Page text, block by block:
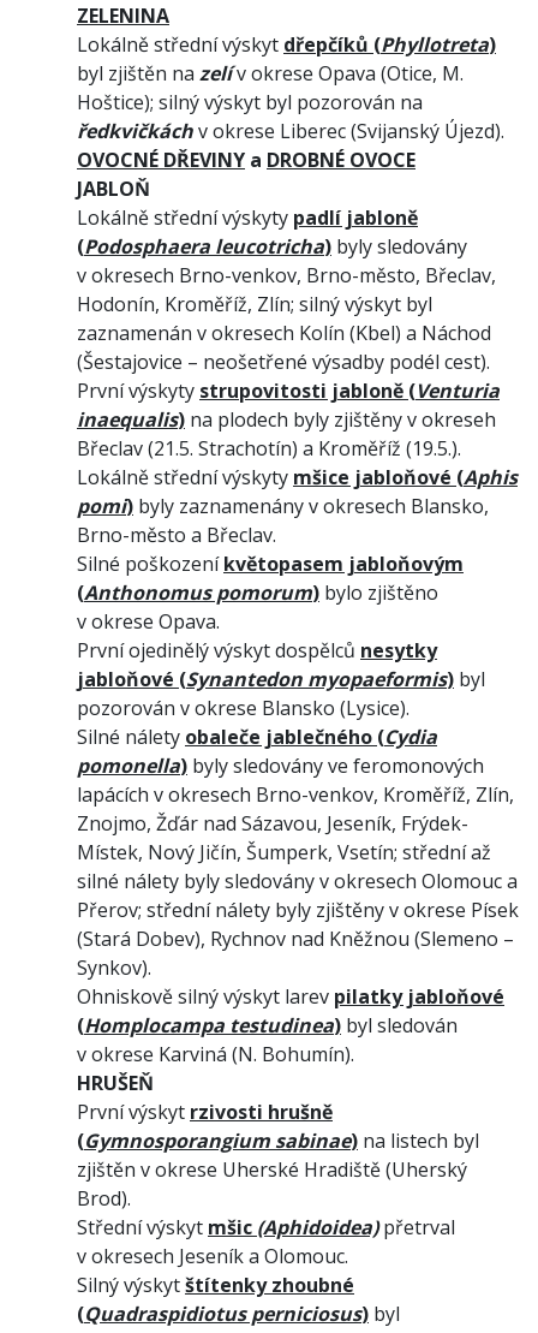
ZELENINA
Lokálně střední výskyt dřepčíků (Phyllotreta)
byl zjištěn na zelív okrese Opava (Otice, M.
Hoštice); silný výskyt byl pozorován na
ředkvičkáchv okrese Liberec (Svijanský Újezd).
OVOCNÉ DŘEVINY a DROBNÉ OVOCE
JABLOŇ
Lokálně střední výskyty padlí jabloně
(Podosphaera leucotricha) byly sledovány
v okresech Brno-venkov, Brno-město, Břeclav,
Hodonín, Kroměříž, Zlín; silný výskyt byl
zaznamenán v okresech Kolín (Kbel) a Náchod
(Šestajovice – neošetřené výsadby podél cest).
První výskyty strupovitosti jabloně (Venturia
inaequalis) na plodech byly zjištěny v okreseh
Břeclav (21.5. Strachotín) a Kroměříž (19.5.).
Lokálně střední výskyty mšice jabloňové (Aphis
pomi) byly zaznamenány v okresech Blansko,
Brno-město a Břeclav.
Silné poškozeníkvětopasem jabloňovým
(Anthonomus pomorum) bylo zjištěno
v okrese Opava.
První ojedinělý výskyt dospělců nesytky
jabloňové (Synantedon myopaeformis) byl
pozorován v okrese Blansko (Lysice).
Silné nálety obaleče jablečného (Cydia
pomonella) byly sledovány ve feromonových
lapácích v okresech Brno-venkov, Kroměříž, Zlín,
Znojmo, Žďár nad Sázavou, Jeseník, Frýdek-
Místek, Nový Jičín, Šumperk, Vsetín; střední až
silné nálety byly sledovány v okresech Olomouc a
Přerov; střední nálety byly zjištěny v okrese Písek
(Stará Dobev), Rychnov nad Kněžnou (Slemeno –
Synkov).
Ohniskově silný výskyt larev pilatky jabloňové
(Homplocampa testudinea) byl sledován
v okrese Karviná (N. Bohumín).
HRUŠEŇ
První výskyt rzivosti hrušně
(Gymnosporangium sabinae) na listech byl
zjištěn v okrese Uherské Hradiště (Uherský
Brod).
Střední výskyt mšic (Aphidoidea)přetrval
v okresech Jeseník a Olomouc.
Silný výskytštítenky zhoubné
(Quadraspidiotus perniciosus) byl